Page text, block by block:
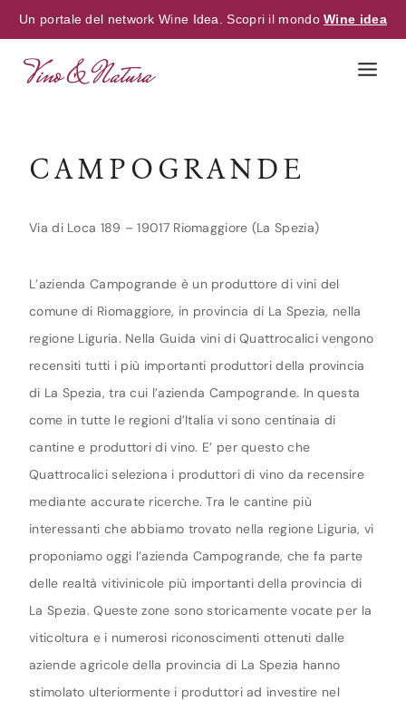
Un portale del network Wine Idea. Scopri il mondoWine idea
CAMPOGRANDE
Via di Loca 189 – 19017 Riomaggiore (La Spezia)
L’azienda Campogrande è un produttore di vini del
comune di Riomaggiore, in provincia di La Spezia, nella
regione Liguria. Nella Guida vini di Quattrocalici vengono
recensiti tutti i più importanti produttori della provincia
di La Spezia, tra cui l’azienda Campogrande. In questa
come in tutte le regioni d’Italia vi sono centinaia di
cantine e produttori di vino. E’ per questo che
Quattrocalici seleziona i produttori di vino da recensire
mediante accurate ricerche. Tra le cantine più
interessanti che abbiamo trovato nella regione Liguria, vi
proponiamo oggi l’azienda Campogrande, che fa parte
delle realtà vitivinicole più importanti della provincia di
La Spezia. Queste zone sono storicamente vocate per la
viticoltura e i numerosi riconoscimenti ottenuti dalle
aziende agricole della provincia di La Spezia hanno
stimolato ulteriormente i produttori ad investire nel